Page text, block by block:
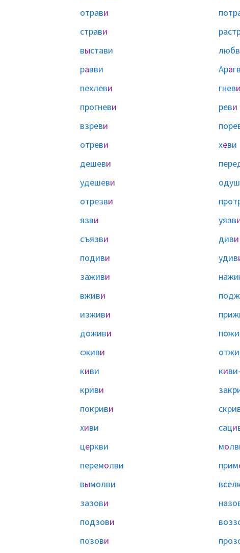
отрави
страви
выстави любв
равви Ара
пехлеви гневи
прогневи реви
взреви
отреви хеви
дешеви
удешеви
отрезви
язви уязв
съязви диви
подиви удив
заживи
вживи
изживи
доживи
сживи
киви ки
криви
покриви
хиви саци
церкви мо
перемолви прим
вымолви
зазови
подзови
позови